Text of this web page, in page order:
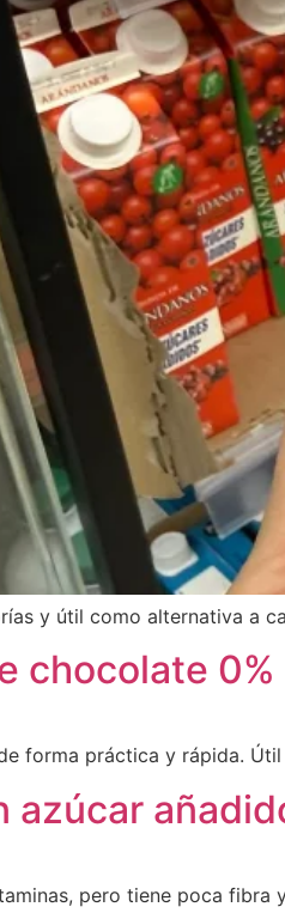
y útil como alternativa a
chocolate
forma práctica y rápida.
azúcar
pero tiene poca fibra